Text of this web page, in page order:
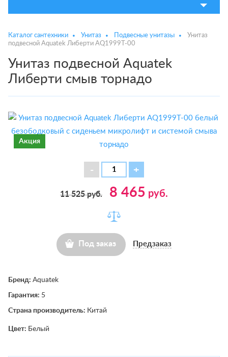
Каталог сантехники Унитаз Подвесные унитазы
Унитаз
подвесной Aquatek Либерти AQ1999T-00
Унитаз подвесной Aquatek
Либерти смыв торнадо
Акция
11 525руб. 8 465 руб.
Под заказ Предзаказ
Бренд: Aquatek
Гарантия: 5
Страна производитель: Китай
Цвет: Белый